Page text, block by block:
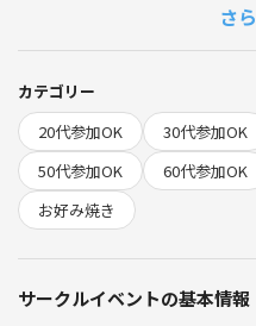
今回は『お好み焼き会』✨
小説作品に限らず、ご自分の好き
と思っています🙌
さ
カテゴリー
20代参加OK
30代参加OK
50代参加OK
60代参加OK
お好み焼き
サークルイベントの基本情報